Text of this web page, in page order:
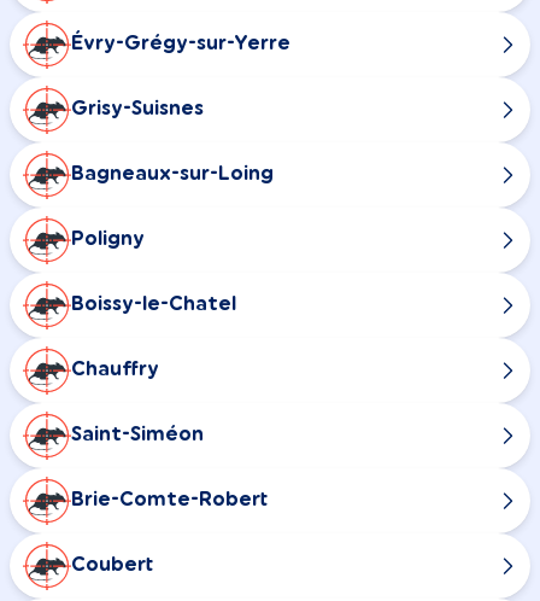
Évry-Grégy-sur-Yerre
Grisy-Suisnes
Bagneaux-sur-Loing
Poligny
Boissy-le-Chatel
Chauffry
Saint-Siméon
Brie-Comte-Robert
Coubert